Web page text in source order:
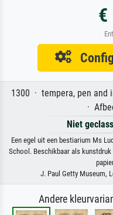
€
1300 · tempera, pen and
·
Niet
Een egel uit een bestiarium Ms
School. Beschikbaar als
J. Paul Getty Museum,
Andere